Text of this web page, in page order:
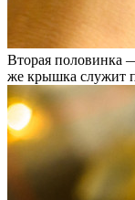
Вторая половинка
же крышка служит